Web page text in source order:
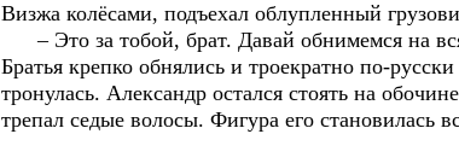
Визжа колёсами, подъехал облупленный
– Это за тобой, брат. Давай обнимемся на
Братья крепко обнялись и троекратно по-
тронулась. Александр остался стоять на
трепал седые волосы. Фигура его становилась